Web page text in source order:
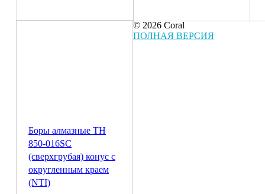
Боры алмазные ТН
850-016SC
(сверхгрубая) конус с
округленным краем
(NTI)
© 2026 Coral
ПОЛНАЯ ВЕРСИЯ